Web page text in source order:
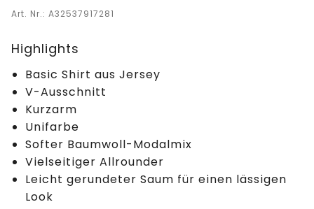
Art. Nr.: A32537917281
Highlights
Basic Shirt aus Jersey
V-Ausschnitt
Kurzarm
Unifarbe
Softer Baumwoll-Modalmix
Vielseitiger Allrounder
Leicht gerundeter Saum für einen lässigen
Look